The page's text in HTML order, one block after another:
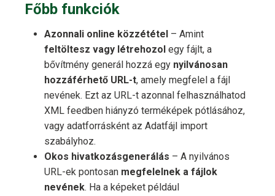
Főbb funkciók
Azonnali online közzététel – Amint
feltöltesz vagy létrehozol egy fájlt, a
bővítmény generál hozzá egy nyilvánosan
hozzáférhető URL-t, amely megfelel a fájl
nevének. Ezt az URL-t azonnal felhasználhatod
XML feedben hiányzó terméképek pótlásához,
vagy adatforrásként az Adatfájl import
szabályhoz.
Okos hivatkozásgenerálás – A nyilvános
URL-ek pontosan megfelelnek a fájlok
nevének. Ha a képeket például